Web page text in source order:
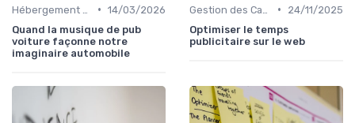
• 14/03/2026
Quand la musique de pub
voiture façonne notre
imaginaire automobile
•
24/11/2025
Optimiser le temps
publicitaire sur le web